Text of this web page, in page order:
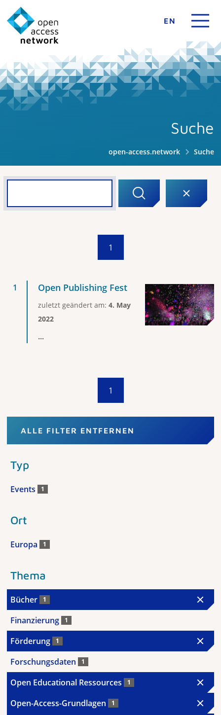
EN
Suche
open-access.network Suche
1
Open Publishing Fest
zuletzt geändert am: 4. May
2022
...
1
ALLE FILTER ENTFERNEN
Typ
Events 1
Ort
Europa 1
Thema
Bücher 1
Finanzierung 1
Förderung 1
Forschungsdaten 1
Open Educational Ressources 1
Open-Access-Grundlagen 1